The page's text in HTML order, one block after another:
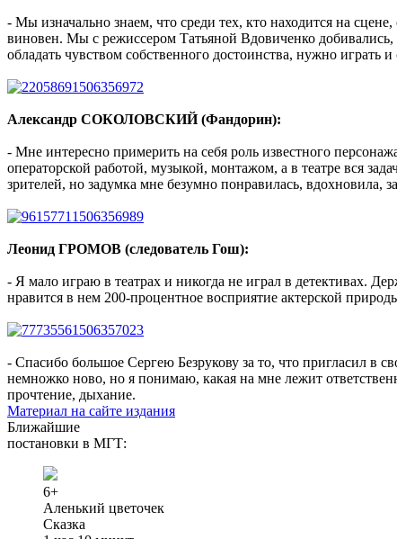
- Мы изначально знаем, что среди тех, кто находится на
виновен. Мы с режиссером Татьяной Вдовиченко
обладать чувством собственного достоинства, нужно
Александр СОКОЛОВСКИЙ (Фандорин):
- Мне интересно примерить на себя роль известного
операторской работой, музыкой, монтажом, а в театре вся
зрителей, но задумка мне безумно понравилась, вдохновила,
Леонид ГРОМОВ (следователь Гош):
- Я мало играю в театрах и никогда не играл в детективах.
нравится в нем 200-процентное восприятие актерской
- Спасибо большое Сергею Безрукову за то, что пригласил в
немножко ново, но я понимаю, какая на мне лежит
прочтение, дыхание.
Материал на сайте издания
Ближайшие
постановки в МГТ:
6+
Аленький цветочек
Сказка